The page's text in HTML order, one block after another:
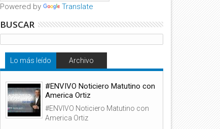
Powered by Translate
BUSCAR
Lo más leído Archivo
#ENVIVO Noticiero Matutino con
America Ortiz
#ENVIVO Noticiero Matutino con
America Ortiz